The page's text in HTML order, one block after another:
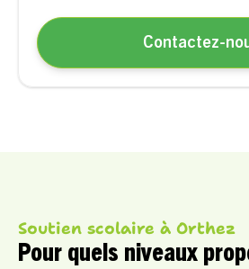
Contactez-
Soutien scolaire à Orthez
Pour quels niveaux